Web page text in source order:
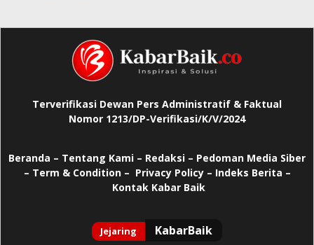
Terverifikasi Dewan Pers Administratif & Faktual
Nomor 1213/DP-Verifikasi/K/V/2024
Beranda – Tentang Kami – Redaksi – Pedoman Media Siber
– Term & Condition – Privacy Policy– Indeks Berita –
Kontak Kabar Baik